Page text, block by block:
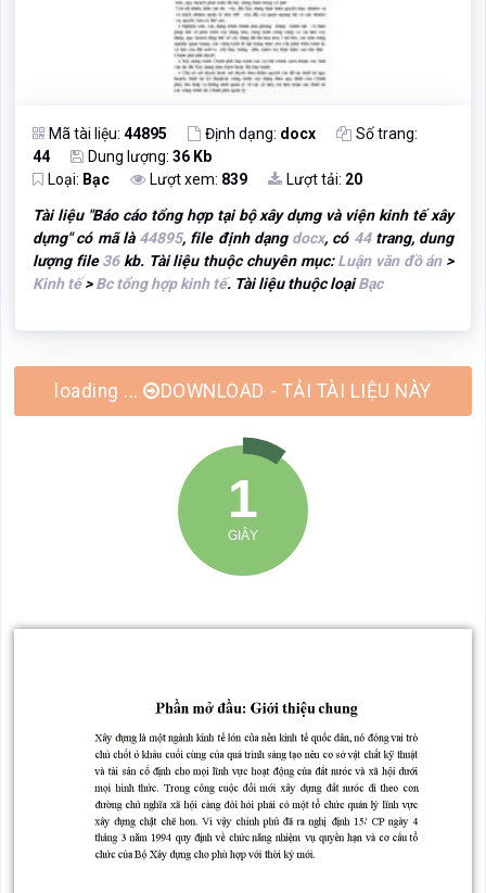
Mã tài liệu: 44895 Định dạng: docx
Số trang:
44
Dung lượng: 36 Kb
Loại: Bạc Lượt xem: 839 Lượt tải: 20
Tài liệu "Báo cáo tổng hợp tại bộ xây dựng và viện kinh tế xây
dựng" có mã là 44895, file định dạng docx, có 44trang, dung
lượng file36kb. Tài liệu thuộc chuyên mục:Luận văn đồ án>
Kinh tế>Bc tổng hợp kinh tế. Tài liệu thuộc loạiBạc
DOWNLOAD - TẢI TÀI LIỆU NÀY